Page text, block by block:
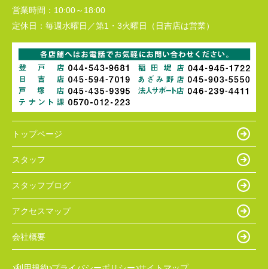
営業時間： 10:00～18:00
定休日： 毎週水曜日／第1・3火曜日（日吉店は営業）
トップページ
スタッフ
スタッフブログ
アクセスマップ
会社概要